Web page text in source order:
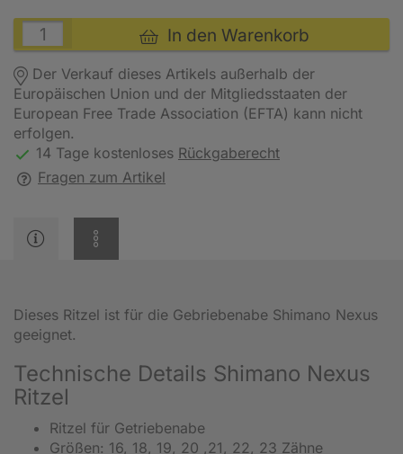
In den Warenkorb
Der Verkauf dieses Artikels außerhalb der
Europäischen Union und der Mitgliedsstaaten der
European Free Trade Association (EFTA) kann nicht
erfolgen.
14 Tage kostenloses Rückgaberecht
Fragen zum Artikel
Dieses Ritzel ist für die Gebriebenabe Shimano Nexus
geeignet.
Technische Details Shimano Nexus
Ritzel
Ritzel für Getriebenabe
Größen: 16, 18, 19, 20 ,21, 22, 23 Zähne